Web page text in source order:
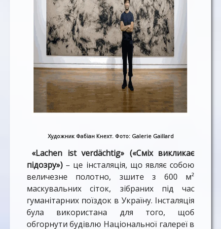
Художник Фабіан Кнехт. Фото: Galerie Gaillard
«Lachen ist verdächtig» («Сміх викликає
підозру») – це інсталяція, що являє собою
величезне полотно, зшите з 600 м²
маскувальних сіток, зібраних під час
гуманітарних поїздок в Україну. Інсталяція
була використана для того, щоб
обгорнути будівлю Національної галереї в